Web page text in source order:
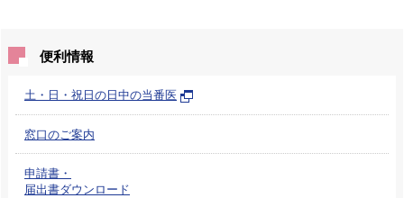
便利情報
土・日・祝日の日中の当番医
窓口のご案内
申請書・
届出書ダウンロード